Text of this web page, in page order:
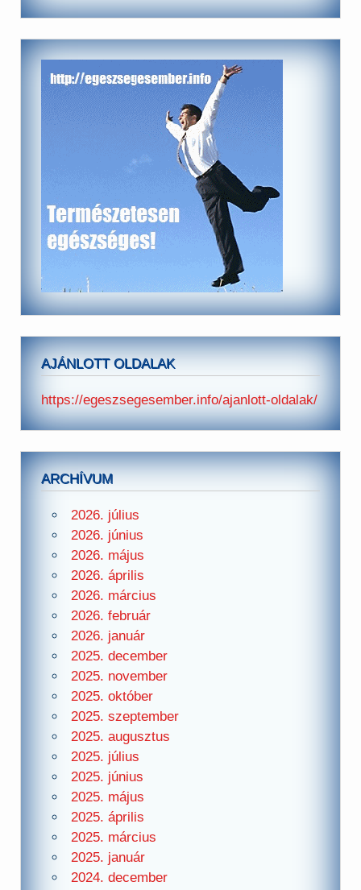
AJÁNLOTT OLDALAK
https://egeszsegesember.info/ajanlott-oldalak/
ARCHÍVUM
2026. július
2026. június
2026. május
2026. április
2026. március
2026. február
2026. január
2025. december
2025. november
2025. október
2025. szeptember
2025. augusztus
2025. július
2025. június
2025. május
2025. április
2025. március
2025. január
2024. december